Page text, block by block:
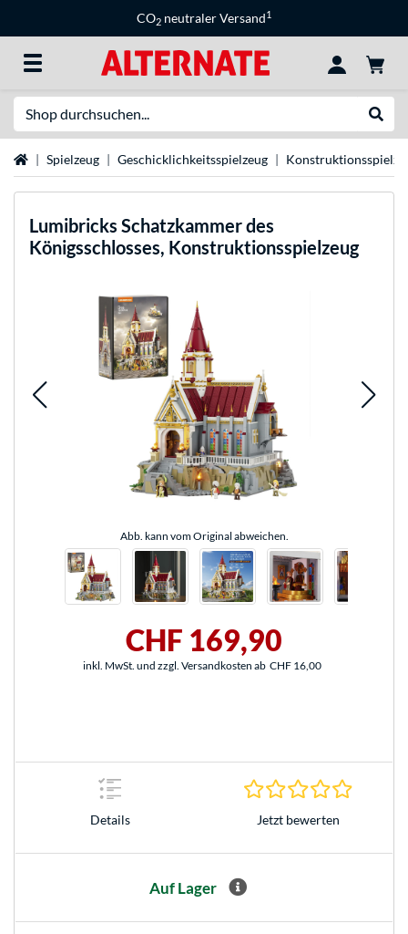
CO2 neutraler Versand1
StartseiteSpielzeug Geschicklichkeitsspielzeug
Lumibricks Schatzkammer des
Königsschlosses, Konstruktionsspielzeug
Abb. kann vom Original abweichen.
CHF 169,90
inkl. MwSt. und zzgl. Versandkosten ab CHF 16,00
Details Jetzt bewerten
Auf Lager